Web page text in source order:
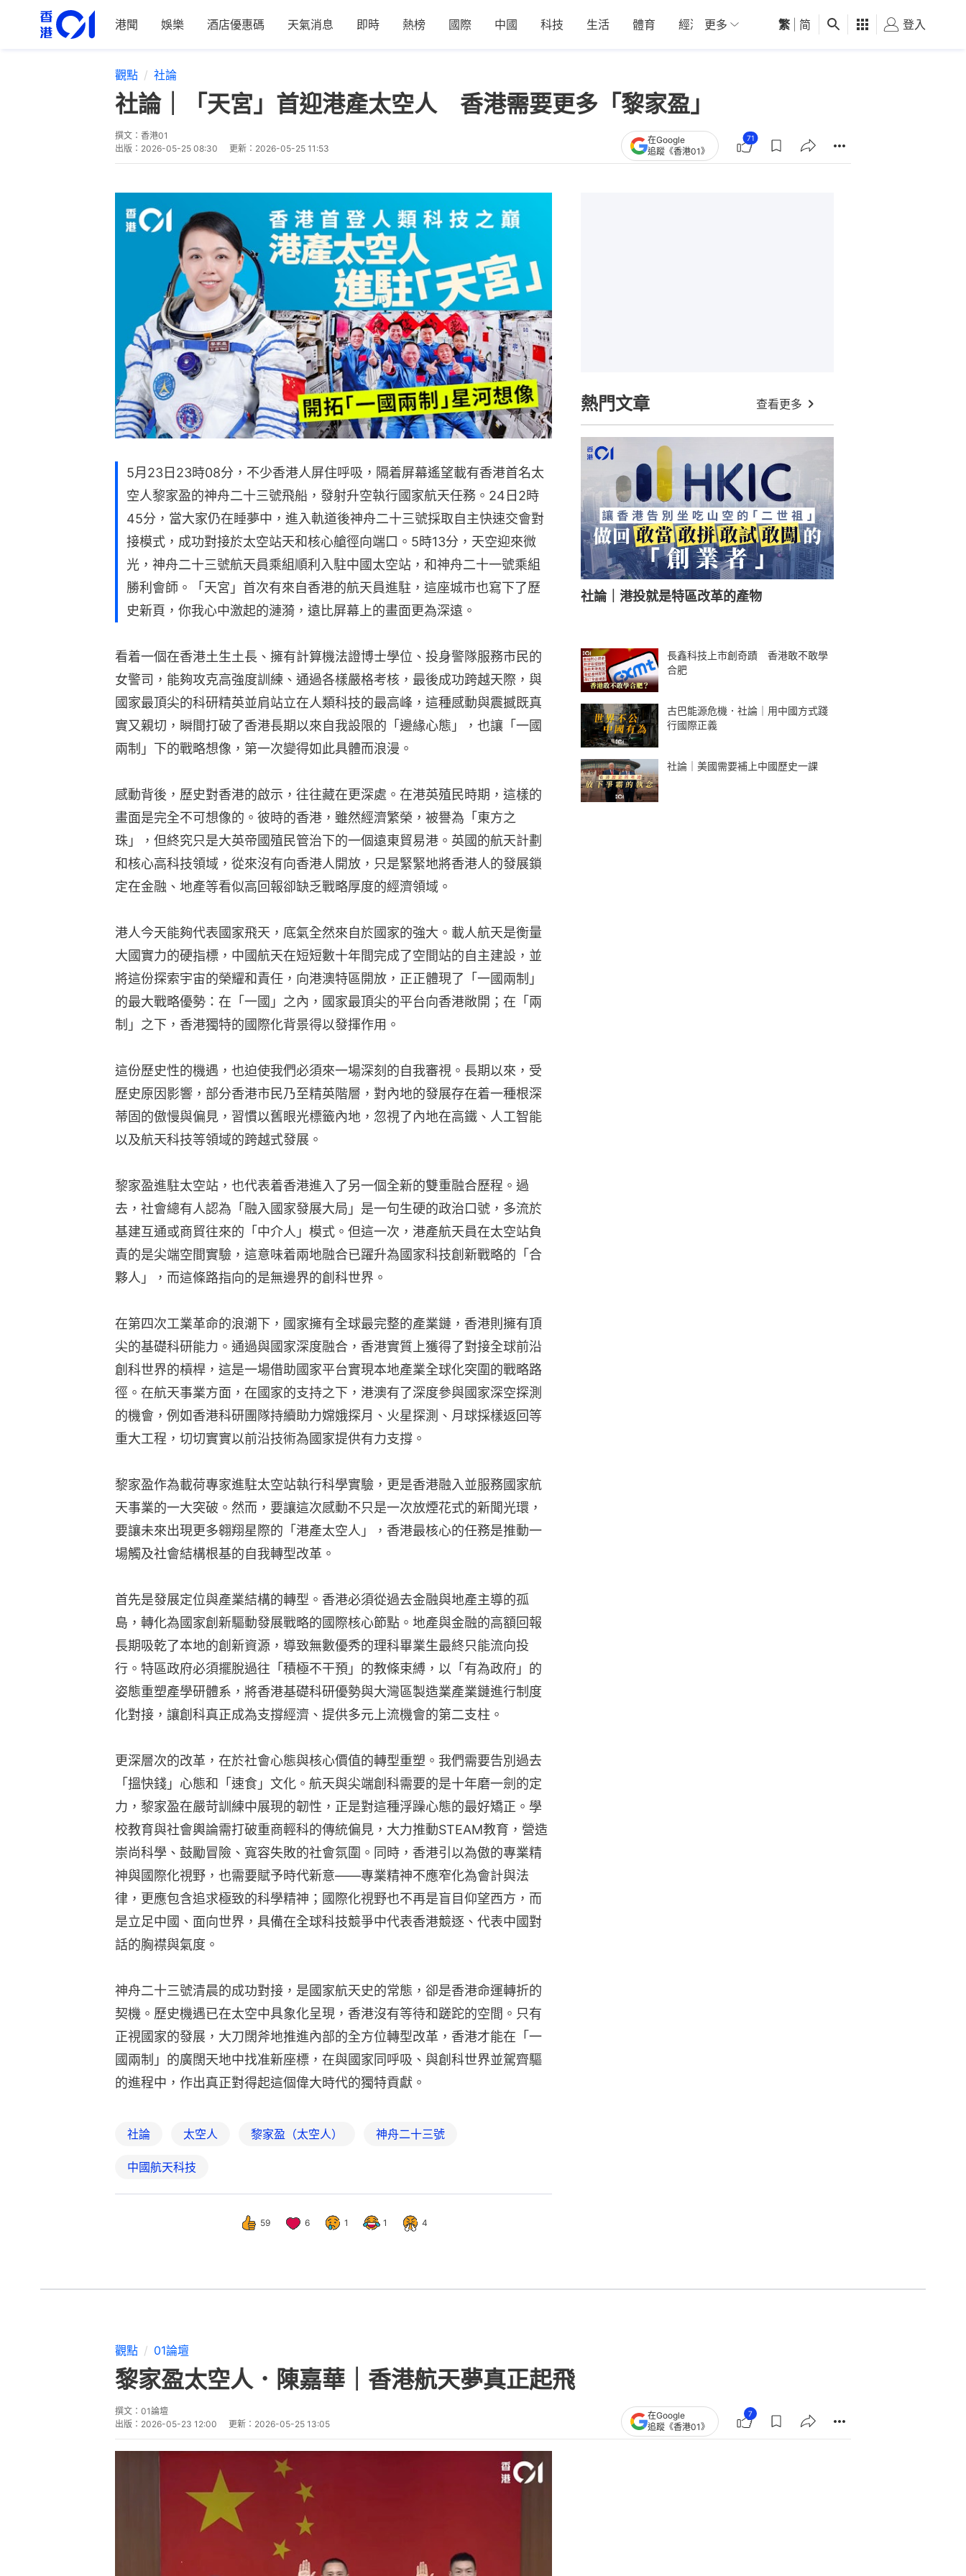
港聞 娛樂 酒店優惠碼 天氣消息 即時 熱榜 國際 中國 科技 生活 體育 經濟 01深圳 觀點 健康 好食玩飛
更多 繁 简 登入
觀點 社論
社論｜「天宮」首迎港產太空人 香港需要更多「黎家盈」
撰文： 香港01
出版： 2026-05-25 08:30 更新： 2026-05-25 11:53
在Google
追蹤《香港01》
71
5月23日23時08分，不少香港人屏住呼吸，隔着屏幕遙望載有香港首名太
空人黎家盈的神舟二十三號飛船，發射升空執行國家航天任務。24日2時
45分，當大家仍在睡夢中，進入軌道後神舟二十三號採取自主快速交會對
接模式，成功對接於太空站天和核心艙徑向端口。5時13分，天空迎來微
光，神舟二十三號航天員乘組順利入駐中國太空站，和神舟二十一號乘組
勝利會師。「天宮」首次有來自香港的航天員進駐，這座城市也寫下了歷
史新頁，你我心中激起的漣漪，遠比屏幕上的畫面更為深遠。
看着一個在香港土生土長、擁有計算機法證博士學位、投身警隊服務市民的
女警司，能夠攻克高強度訓練、通過各樣嚴格考核，最後成功跨越天際，與
國家最頂尖的科研精英並肩站立在人類科技的最高峰，這種感動與震撼既真
實又親切，瞬間打破了香港長期以來自我設限的「邊緣心態」，也讓「一國
兩制」下的戰略想像，第一次變得如此具體而浪漫。
感動背後，歷史對香港的啟示，往往藏在更深處。在港英殖民時期，這樣的
畫面是完全不可想像的。彼時的香港，雖然經濟繁榮，被譽為「東方之
珠」，但終究只是大英帝國殖民管治下的一個遠東貿易港。英國的航天計劃
和核心高科技領域，從來沒有向香港人開放，只是緊緊地將香港人的發展鎖
定在金融、地產等看似高回報卻缺乏戰略厚度的經濟領域。
港人今天能夠代表國家飛天，底氣全然來自於國家的強大。載人航天是衡量
大國實力的硬指標，中國航天在短短數十年間完成了空間站的自主建設，並
將這份探索宇宙的榮耀和責任，向港澳特區開放，正正體現了「一國兩制」
的最大戰略優勢：在「一國」之內，國家最頂尖的平台向香港敞開；在「兩
制」之下，香港獨特的國際化背景得以發揮作用。
這份歷史性的機遇，也迫使我們必須來一場深刻的自我審視。長期以來，受
歷史原因影響，部分香港市民乃至精英階層，對內地的發展存在着一種根深
蒂固的傲慢與偏見，習慣以舊眼光標籤內地，忽視了內地在高鐵、人工智能
以及航天科技等領域的跨越式發展。
黎家盈進駐太空站，也代表着香港進入了另一個全新的雙重融合歷程。過
去，社會總有人認為「融入國家發展大局」是一句生硬的政治口號，多流於
基建互通或商貿往來的「中介人」模式。但這一次，港產航天員在太空站負
責的是尖端空間實驗，這意味着兩地融合已躍升為國家科技創新戰略的「合
夥人」，而這條路指向的是無邊界的創科世界。
在第四次工業革命的浪潮下，國家擁有全球最完整的產業鏈，香港則擁有頂
尖的基礎科研能力。通過與國家深度融合，香港實質上獲得了對接全球前沿
創科世界的槓桿，這是一場借助國家平台實現本地產業全球化突圍的戰略路
徑。在航天事業方面，在國家的支持之下，港澳有了深度參與國家深空探測
的機會，例如香港科研團隊持續助力嫦娥探月、火星探測、月球採樣返回等
重大工程，切切實實以前沿技術為國家提供有力支撐。
黎家盈作為載荷專家進駐太空站執行科學實驗，更是香港融入並服務國家航
天事業的一大突破。然而，要讓這次感動不只是一次放煙花式的新聞光環，
要讓未來出現更多翱翔星際的「港產太空人」，香港最核心的任務是推動一
場觸及社會結構根基的自我轉型改革。
首先是發展定位與產業結構的轉型。香港必須從過去金融與地產主導的孤
島，轉化為國家創新驅動發展戰略的國際核心節點。地產與金融的高額回報
長期吸乾了本地的創新資源，導致無數優秀的理科畢業生最終只能流向投
行。特區政府必須擺脫過往「積極不干預」的教條束縛，以「有為政府」的
姿態重塑產學研體系，將香港基礎科研優勢與大灣區製造業產業鏈進行制度
化對接，讓創科真正成為支撐經濟、提供多元上流機會的第二支柱。
更深層次的改革，在於社會心態與核心價值的轉型重塑。我們需要告別過去
「搵快錢」心態和「速食」文化。航天與尖端創科需要的是十年磨一劍的定
力，黎家盈在嚴苛訓練中展現的韌性，正是對這種浮躁心態的最好矯正。學
校教育與社會輿論需打破重商輕科的傳統偏見，大力推動STEAM教育，營造
崇尚科學、鼓勵冒險、寬容失敗的社會氛圍。同時，香港引以為傲的專業精
神與國際化視野，也需要賦予時代新意——專業精神不應窄化為會計與法
律，更應包含追求極致的科學精神；國際化視野也不再是盲目仰望西方，而
是立足中國、面向世界，具備在全球科技競爭中代表香港競逐、代表中國對
話的胸襟與氣度。
神舟二十三號清晨的成功對接，是國家航天史的常態，卻是香港命運轉折的
契機。歷史機遇已在太空中具象化呈現，香港沒有等待和蹉跎的空間。只有
正視國家的發展，大刀闊斧地推進內部的全方位轉型改革，香港才能在「一
國兩制」的廣闊天地中找准新座標，在與國家同呼吸、與創科世界並駕齊驅
的進程中，作出真正對得起這個偉大時代的獨特貢獻。
社論 太空人 黎家盈（太空人） 神舟二十三號
中國航天科技
59 6 1 1 4
熱門文章 查看更多
社論｜港投就是特區改革的產物
長鑫科技上市創奇蹟 香港敢不敢學
合肥
古巴能源危機．社論｜用中國方式踐
行國際正義
社論｜美國需要補上中國歷史一課
觀點 01論壇
黎家盈太空人．陳嘉華｜香港航天夢真正起飛
撰文： 01論壇
出版： 2026-05-23 12:00 更新： 2026-05-25 13:05
在Google
追蹤《香港01》
7